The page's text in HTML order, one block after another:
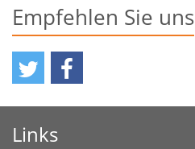
Empfehlen Sie uns
Links